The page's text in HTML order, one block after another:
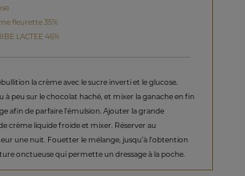
fleurette 35%
LACTEE 46%
la crème avec le sucre inverti et le glucose.
à peu sur le chocolat haché, et mixer la ganache en fin
afin de parfaire l’émulsion. Ajouter la grande
crème liquide froide et mixer. Réserver au
une nuit. Fouetter le mélange, jusqu’à l’obtention
onctueuse qui permette un dressage à la poche.